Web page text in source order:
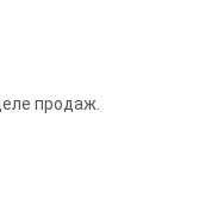
продаж.